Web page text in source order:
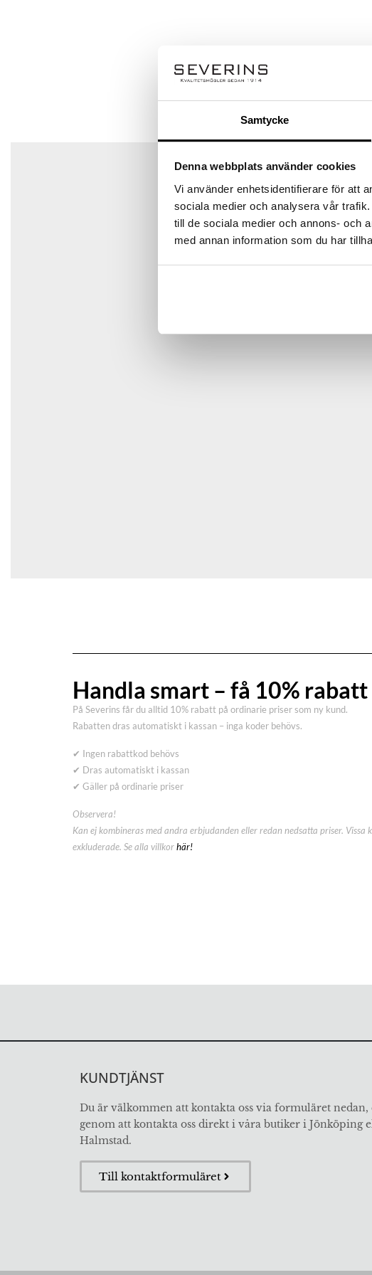
Samtycke
Denna webbplats använder cookies
Vi använder enhetsidentifierare för att
sociala medier och analysera vår
till de sociala medier och annons- och
med annan information som du har
Spara mitt namn, min e-postadress och webbplats i denna
Handla smart – få 10%
På Severins får du alltid 10% rabatt på ordinarie priser som ny kund.
Rabatten dras automatiskt i kassan – inga koder behövs.
✔ Ingen rabattkod behövs
✔ Dras automatiskt i kassan
✔ Gäller på ordinarie priser
Observera!
Kan ej kombineras med andra erbjudanden eller redan nedsatta priser.
exkluderade. Se alla villkorhär!
KUNDTJÄNST
Du är välkommen att kontakta oss via formuläret nedan,
genom att kontakta oss direkt i våra butiker i Jönköping
Halmstad.
Till kontaktformuläret